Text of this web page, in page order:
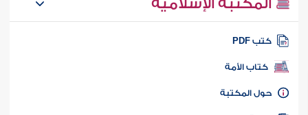
المكتبة الإسلامية
كتب PDF
كتاب الأمة